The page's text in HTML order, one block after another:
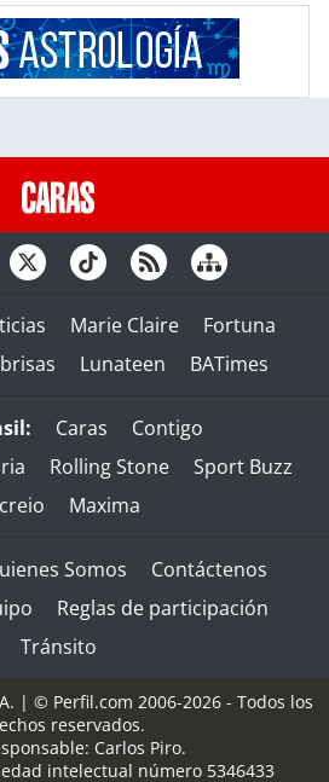
Marie Claire
Fortuna
Lunateen BATimes
Caras
Contigo
Rolling Stone
Sport Buzz
Maxima
Somos
Contáctenos
Reglas de participación
Tránsito
| © Perfil.com 2006-2026 - Todos los
reservados.
Carlos Piro.
intelectual número 5346433